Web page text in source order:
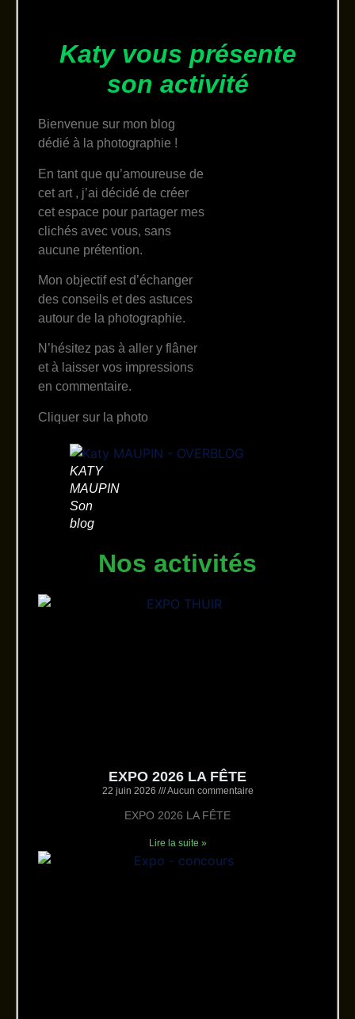
Katy vous présente
son activité
Bienvenue sur mon blog
dédié à la photographie !
En tant que qu’amoureuse de
cet art , j’ai décidé de créer
cet espace pour partager mes
clichés avec vous, sans
aucune prétention.
Mon objectif est d’échanger
des conseils et des astuces
autour de la photographie.
N’hésitez pas à aller y flâner
et à laisser vos impressions
en commentaire.
Cliquer sur la photo
KATY
MAUPIN
Son
blog
Nos activités
EXPO 2026 LA FÊTE
22 juin 2026 Aucun commentaire
EXPO 2026 LA FÊTE
Lire la suite »